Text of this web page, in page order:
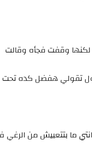
وقفت فجأه وقالت
تقولي هفضل كده تحت
ما بتتعبيش من